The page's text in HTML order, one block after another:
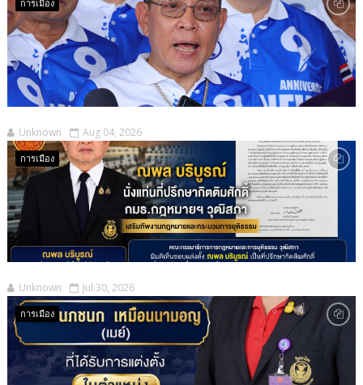
การเมือง
Unknown Aug 04, 2026
การเมือง
Unknown Jul 30, 2026
การเมือง